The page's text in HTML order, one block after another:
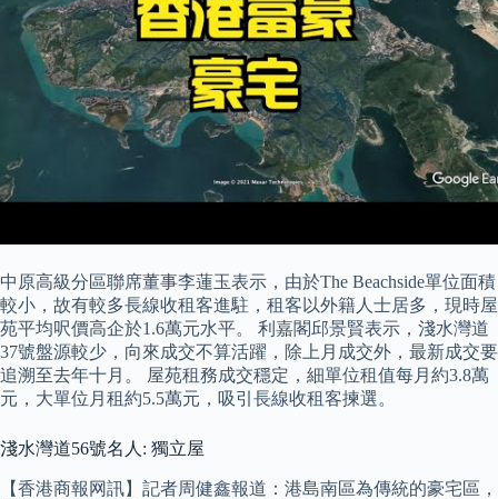
中原高級分區聯席董事李蓮玉表示，由於The Beachside單位面積
較小，故有較多長線收租客進駐，租客以外籍人士居多，現時屋
苑平均呎價高企於1.6萬元水平。 利嘉閣邱景賢表示，淺水灣道
37號盤源較少，向來成交不算活躍，除上月成交外，最新成交要
追溯至去年十月。 屋苑租務成交穩定，細單位租值每月約3.8萬
元，大單位月租約5.5萬元，吸引長線收租客揀選。
淺水灣道56號名人: 獨立屋
【香港商報网訊】記者周健鑫報道：港島南區為傳統的豪宅區，